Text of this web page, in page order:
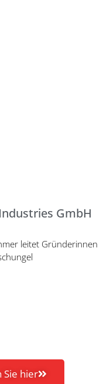
GmbH
leitet Gründerinnen
Sie hier